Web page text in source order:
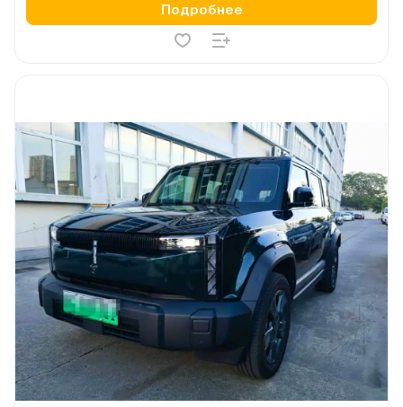
Подробнее